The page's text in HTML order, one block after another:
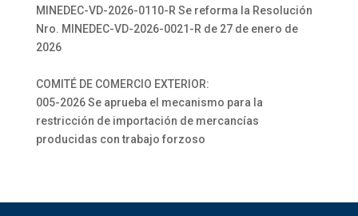
MINEDEC-VD-2026-0110-R Se reforma la Resolución
Nro. MINEDEC-VD-2026-0021-R de 27 de enero de
2026
COMITÉ DE COMERCIO EXTERIOR:
005-2026 Se aprueba el mecanismo para la
restricción de importación de mercancías
producidas con trabajo forzoso